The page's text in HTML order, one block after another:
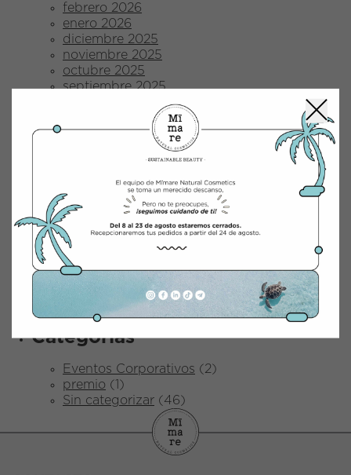
febrero 2026
enero 2026
diciembre 2025
noviembre 2025
octubre 2025
septiembre 2025
junio 2025
marzo 2025
febrero 2025
enero 2025
marzo 2024
junio 2023
abril 2023
octubre 2022
abril 2022
diciembre 2021
Categorías
Eventos Corporativos (2)
premio (1)
Sin categorizar (46)